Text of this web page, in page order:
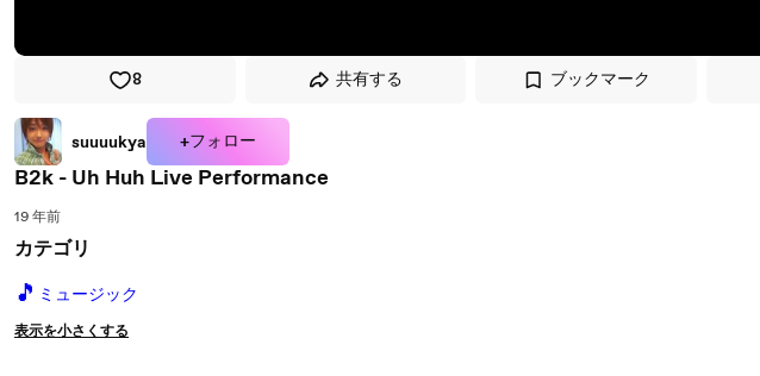
8 共有する ブックマーク
suuuukya +フォロー
B2k - Uh Huh Live Performance
19 年前
カテゴリ
🎵 ミュージック
表示を小さくする